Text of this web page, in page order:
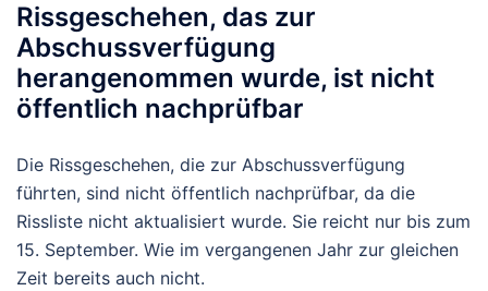
Rissgeschehen, das zur
Abschussverfügung
herangenommen wurde, ist nicht
öffentlich nachprüfbar
Die Rissgeschehen, die zur Abschussverfügung
führten, sind nicht öffentlich nachprüfbar, da die
Rissliste nicht aktualisiert wurde. Sie reicht nur bis zum
15. September. Wie im vergangenen Jahr zur gleichen
Zeit bereits auch nicht.